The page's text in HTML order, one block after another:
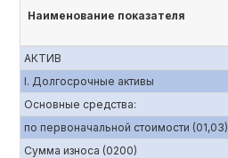
Наименование показателя
АКТИВ
I. Долгосрочные активы
Основные средства:
по первоначальной стоимости (01,03)
Сумма износа (0200)